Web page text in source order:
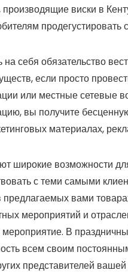
виски в
продегустировать
на себя обязательство
если просто
или местные сетевые
вы получите
материалах,
широкие возможности
с теми самыми
вами
мероприятий и
В
всем своим
представителей